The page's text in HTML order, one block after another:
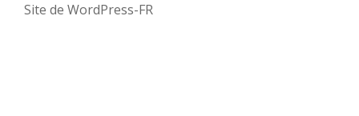
Site de WordPress-FR